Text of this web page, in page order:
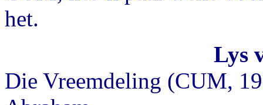
het.
Lys
Die Vreemdeling (CUM,